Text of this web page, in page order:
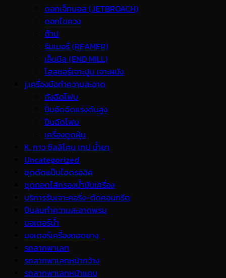
ดอกเจ็ทบอส (JETBROACH)
ดอกไขควง
ต๊าป
รีมเมอร์ (REAMER)
เอ็นมิล (END MILL)
โฮลซอร์เจาะปูน เจาะผนัง
j.เครื่องมือทำความสะอาด
ถังฉีดโฟม
ปั้มอัดฉีดแรงดันสูง
ปืนฉีดโฟม
เครื่องดูดฝุ่น
K. กาว ซิลลิโคน เทป น้ำยา
Uncategorized
ชุดดัดแป๊บไฮดรอลิค
ชุดถอดไส้กรองน้ำมันเครื่อง
บริการรับเจาะคอริ่ง-ตัดคอนกรีต
ปืนลมทำความสะอาดพรม
มอเตอร์น้ำ
มอเตอร์เครื่องถอดยาง
รถลากพาเลท
รถลากพาเลทหน้ากว้าง
รถลากพาเลทหน้าแคบ